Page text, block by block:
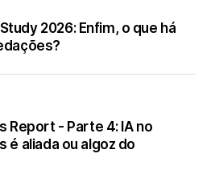
2026: Enfim, o que há
Report - Parte 4: IA no
é aliada ou algoz do